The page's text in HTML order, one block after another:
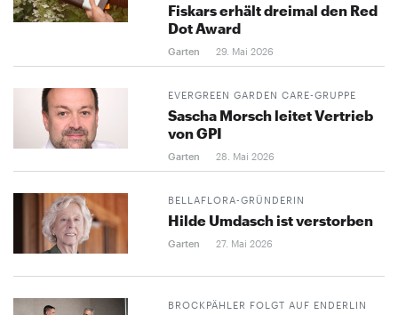
Fiskars erhält dreimal den Red
Dot Award
Garten 29. Mai 2026
EVERGREEN GARDEN CARE-GRUPPE
Sascha Morsch leitet Vertrieb
von GPI
Garten 28. Mai 2026
BELLAFLORA-GRÜNDERIN
Hilde Umdasch ist verstorben
Garten 27. Mai 2026
BROCKPÄHLER FOLGT AUF ENDERLIN